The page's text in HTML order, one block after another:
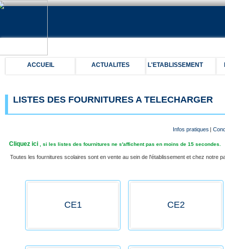
ACCUEIL ACTUALITES L'ETABLISSEMENT
LISTES DES FOURNITURES A TELECHARGER
|
Infos pratiques
Cliquez ici , si les listes des fournitures ne s'affichent pas en moins de 15 secondes.
Toutes les fournitures scolaires sont en vente au sein de l'établissement et chez notre
CE1 CE2